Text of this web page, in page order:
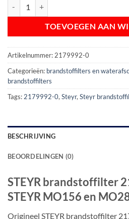
TOEVOEGEN AAN
Artikelnummer: 2179992-0
Categorieën: brandstoffilters en
brandstoffilters
Tags: 2179992-0, Steyr, Steyr
BESCHRIJVING
BEOORDELINGEN (0)
STEYR brandstoffilter
STEYR MO156 en
Origineel STEYR brandstoffilter